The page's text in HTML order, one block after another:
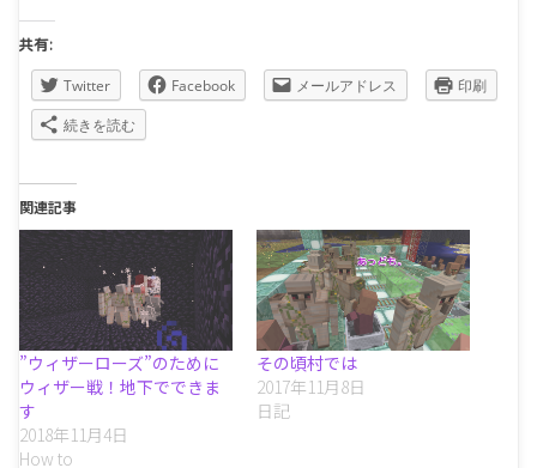
共有:
Twitter Facebook メールアドレス
印刷
続きを読む
関連記事
”ウィザーローズ”のために
ウィザー戦！地下でできま
す
2018年11月4日
How to
その頃村では
2017年11月8日
日記